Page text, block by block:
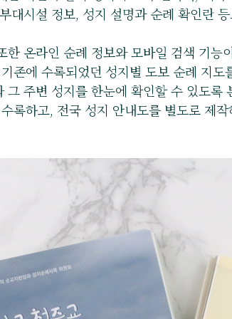
부대시설 정보, 성지 설명과 순례 확인란
한 온라인 순례 정보와 모바일 검색 기능
기존에 수록되었던 성지별 도보 순례 지도
그 주변 성지를 한눈에 확인할 수 있도록
수록하고, 전국 성지 안내도를 별도로 제